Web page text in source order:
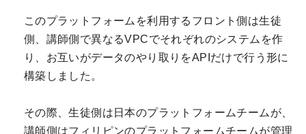
このプラットフォームを利用するフロント側は生徒
側、講師側で異なるVPCでそれぞれのシステムを作
り、お互いがデータのやり取りをAPIだけで行う形に
構築しました。
その際、生徒側は日本のプラットフォームチームが、
講師側はフィリピンのプラットフォームチームが管理